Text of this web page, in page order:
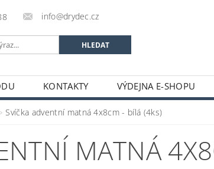
info@drydec.cz
KONTAKTY VÝDEJNA E-SHOPU
PODMÍNKY
Svíčka adventní matná 4x8cm - bílá (4ks)
MATNÁ